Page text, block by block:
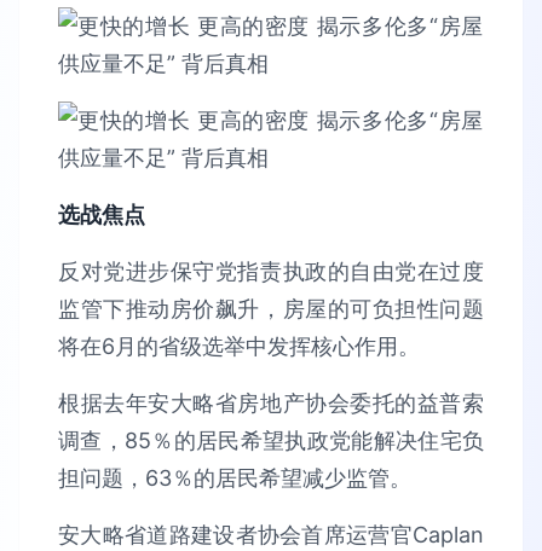
选战焦点
反对党进步保守党指责执政的自由党在过度
监管下推动房价飙升，房屋的可负担性问题
将在6月的省级选举中发挥核心作用。
根据去年安大略省房地产协会委托的益普索
调查，85％的居民希望执政党能解决住宅负
担问题，63％的居民希望减少监管。
安大略省道路建设者协会首席运营官Caplan